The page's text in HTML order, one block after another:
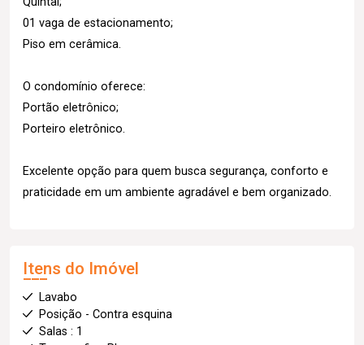
01 vaga de estacionamento;
Piso em cerâmica.
O condomínio oferece:
Portão eletrônico;
Porteiro eletrônico.
Excelente opção para quem busca segurança, conforto e
praticidade em um ambiente agradável e bem organizado.
Itens do Imóvel
Lavabo
Posição - Contra esquina
Salas : 1